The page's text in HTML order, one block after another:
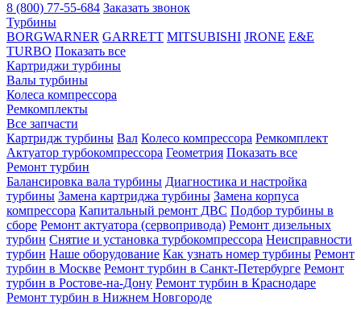
8 (800) 77-55-684 Заказать звонок
Турбины
BORGWARNER GARRETT MITSUBISHI JRONE E&E
TURBO Показать все
Картриджи турбины
Валы турбины
Колеса компрессора
Ремкомплекты
Все запчасти
Картридж турбины Вал Колесо компрессора Ремкомплект
Актуатор турбокомпрессора Геометрия Показать все
Ремонт турбин
Балансировка вала турбины Диагностика и настройка
турбины Замена картриджа турбины Замена корпуса
компрессора Капитальный ремонт ДВС Подбор турбины в
сборе Ремонт актуатора (сервопривода) Ремонт дизельных
турбин Снятие и установка турбокомпрессора Неисправности
турбин Наше оборудование Как узнать номер турбины Ремонт
турбин в Москве Ремонт турбин в Санкт-Петербурге Ремонт
турбин в Ростове-на-Дону Ремонт турбин в Краснодаре
Ремонт турбин в Нижнем Новгороде